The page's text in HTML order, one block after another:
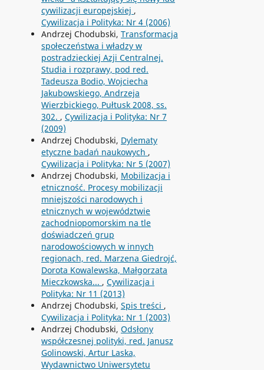
cywilizacji europejskiej ,
Cywilizacja i Polityka: Nr 4 (2006)
Andrzej Chodubski, Transformacja
społeczeństwa i władzy w
postradzieckiej Azji Centralnej.
Studia i rozprawy, pod red.
Tadeusza Bodio, Wojciecha
Jakubowskiego, Andrzeja
Wierzbickiego, Pułtusk 2008, ss.
302. , Cywilizacja i Polityka: Nr 7
(2009)
Andrzej Chodubski, Dylematy
etyczne badań naukowych ,
Cywilizacja i Polityka: Nr 5 (2007)
Andrzej Chodubski, Mobilizacja i
etniczność. Procesy mobilizacji
mniejszości narodowych i
etnicznych w województwie
zachodniopomorskim na tle
doświadczeń grup
narodowościowych w innych
regionach, red. Marzena Giedrojć,
Dorota Kowalewska, Małgorzata
Mieczkowska... , Cywilizacja i
Polityka: Nr 11 (2013)
Andrzej Chodubski, Spis treści ,
Cywilizacja i Polityka: Nr 1 (2003)
Andrzej Chodubski, Odsłony
współczesnej polityki, red. Janusz
Golinowski, Artur Laska,
Wydawnictwo Uniwersytetu